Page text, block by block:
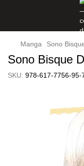
Manga Sono
Sono Bisque
SKU: 978-617-7756-95-